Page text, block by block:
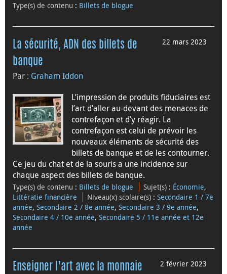
Type(s) de contenu : Billets de blogue
22 mars 2023
La sécurité, ADN des billets de
banque
Par : Graham Iddon
L’impression de produits fiduciaires est
l’art d’aller au-devant des menaces de
contrefaçon et d’y réagir. La
contrefaçon est celui de prévoir les
nouveaux éléments de sécurité des
billets de banque et de les contourner.
Ce jeu du chat et de la souris a une incidence sur
chaque aspect des billets de banque.
Type(s) de contenu : Billets de blogue Sujet(s) : Économie,
Littératie financière
Niveau(x) scolaire(s) :Secondaire 1 / 7e
année, Secondaire 2 / 8e année, Secondaire 3 / 9e année,
Secondaire 4 / 10e année, Secondaire 5 / 11e année et 12e
année
2 février 2023
Enseigner l’art avec la monnaie